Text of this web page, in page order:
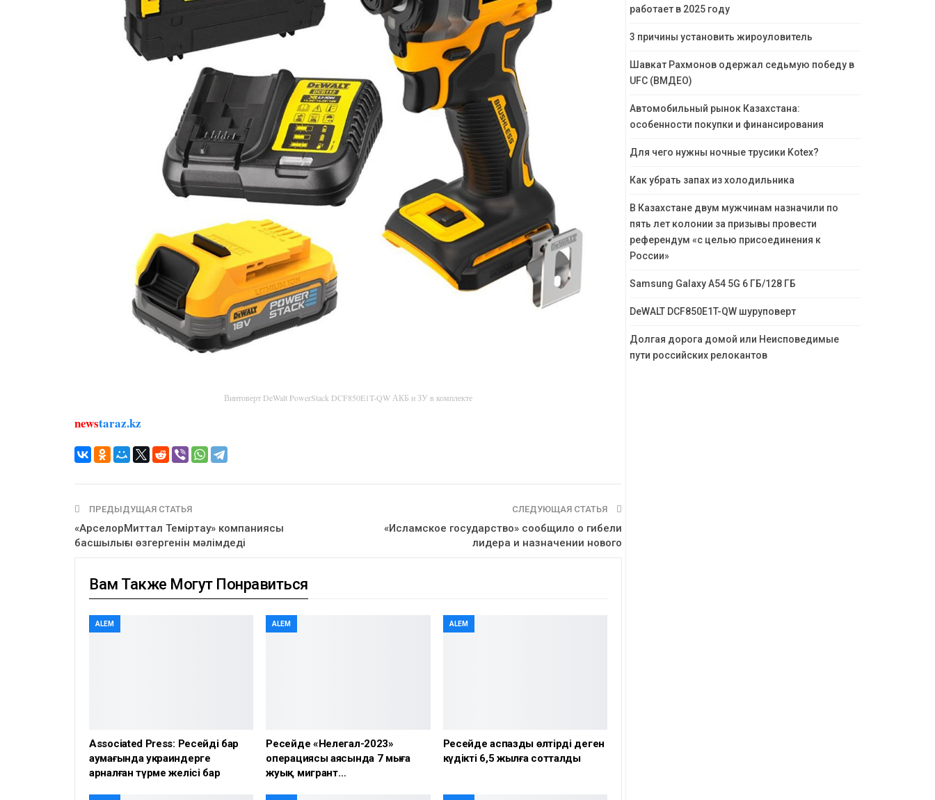
Винтоверт DeWalt PowerStack DCF850E1T-QW АКБ и ЗУ в комплекте
newstaraz.kz
ПРЕДЫДУЩАЯ СТАТЬЯ
«АрселорМиттал Теміртау» компаниясы
басшылығы өзгергенін мәлімдеді
СЛЕДУЮЩАЯ СТАТЬЯ
«Исламское государство» сообщило о гибели
лидера и назначении нового
Вам Также Могут Понравиться
ALEM
Associated Press: Ресейдің бар
аумағында украиндерге
арналған түрме желісі бар
ALEM
Ресейде «Нелегал-2023»
операциясы аясында 7 мыңға
жуық мигрант…
ALEM
Ресейде аспазды өлтірді деген
күдікті 6,5 жылға сотталды
работает в 2025 году
3 причины установить жироуловитель
Шавкат Рахмонов одержал седьмую победу в
UFC (ВМДЕО)
Автомобильный рынок Казахстана:
особенности покупки и финансирования
Для чего нужны ночные трусики Kotex?
Как убрать запах из холодильника
В Казахстане двум мужчинам назначили по
пять лет колонии за призывы провести
референдум «с целью присоединения к
России»
Samsung Galaxy A54 5G 6 ГБ/128 ГБ
DeWALT DCF850E1T-QW шуруповерт
Долгая дорога домой или Неисповедимые
пути российских релокантов